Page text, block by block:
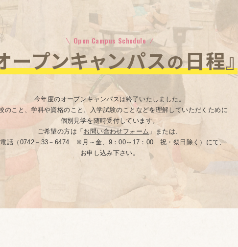
Open Campus Schedule
ープンキャンパスの日程』
今年度のオープンキャンパスは終了いたしました。
のこと、学科や資格のこと、入学試験のことなどを理解していただくために
個別見学を随時受付しています。
ご希望の方は「お問い合わせフォーム 」または、
話（0742－33－6474 ※月～金、9：00～17：00 祝・祭日除く）にて、
お申し込み下さい。